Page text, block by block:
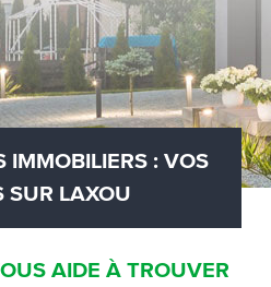
IMMOBILIERS : VOS
SUR LAXOU
AIDE À TROUVER